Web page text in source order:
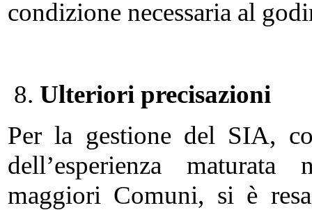
condizione necessaria al
8. Ulteriori precisazioni
Per la gestione del SIA,
dell’esperienza
maggiori Comuni, si è